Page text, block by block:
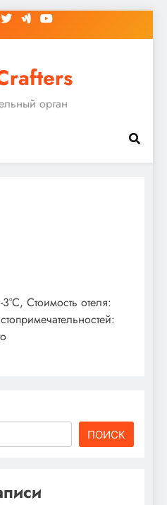
орган
Стоимость отеля:
ПОИСК